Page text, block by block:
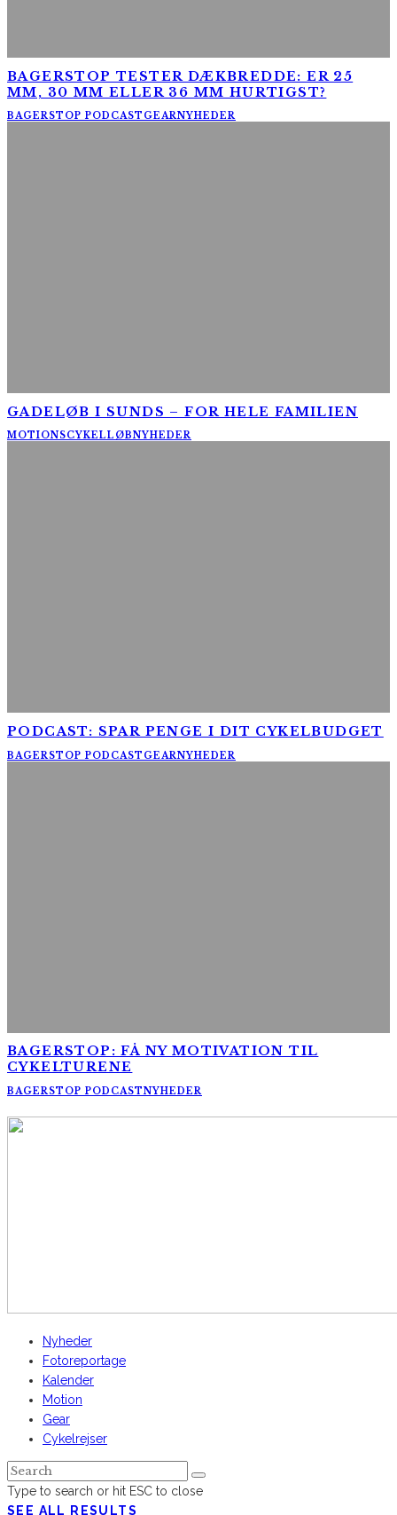
BAGERSTOP TESTER DÆKBREDDE: ER 25
MM, 30 MM ELLER 36 MM HURTIGST?
BAGERSTOP PODCAST GEARNYHEDER
GADELØB I SUNDS – FOR HELE FAMILIEN
MOTIONSCYKELLØBNYHEDER
PODCAST: SPAR PENGE I DIT CYKELBUDGET
BAGERSTOP PODCAST GEARNYHEDER
BAGERSTOP: FÅ NY MOTIVATION TIL
CYKELTURENE
BAGERSTOP PODCASTNYHEDER
Nyheder
Fotoreportage
Kalender
Motion
Gear
Cykelrejser
Type to search or hit ESC to close
SEE ALL RESULTS